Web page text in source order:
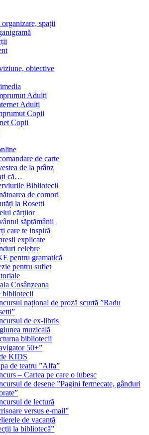
organizare, spații
obiective
Adulți
Adulți
Copii
Copii
de carte
de la prânz
că…
Bibliotecii
de comori
la Rosetti
cărților
săptămânii
care te inspiră
explicate
celebre
pentru gramatică
pentru suflet
Cosânzeana
bibliotecii
național de proză scurtă ”Radu
de ex-libris
muzicală
bibliotecii
50+”
KIDS
de teatru ”Alfa”
– Cartea pe care o iubesc
de desene ”Pagini fermecate, gânduri
de lectură
versus e-mail”
de vacanță
la bibliotecă”